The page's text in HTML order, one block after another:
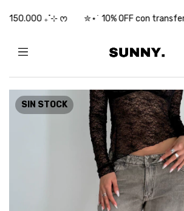
₊˚⊹ ᰔ ✮⋆˙ 10% OFF con
SIN STOCK